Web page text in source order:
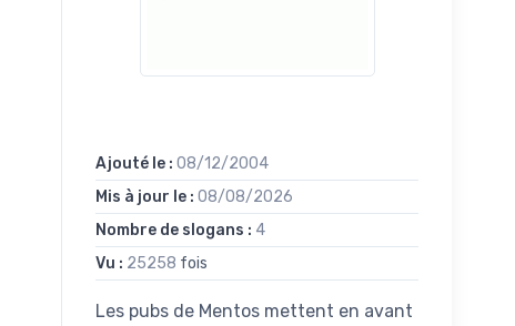
Ajouté le : 08/12/2004
Mis à jour le : 08/08/2026
Nombre de slogans : 4
Vu : 25258 fois
Les pubs de Mentos mettent en avant